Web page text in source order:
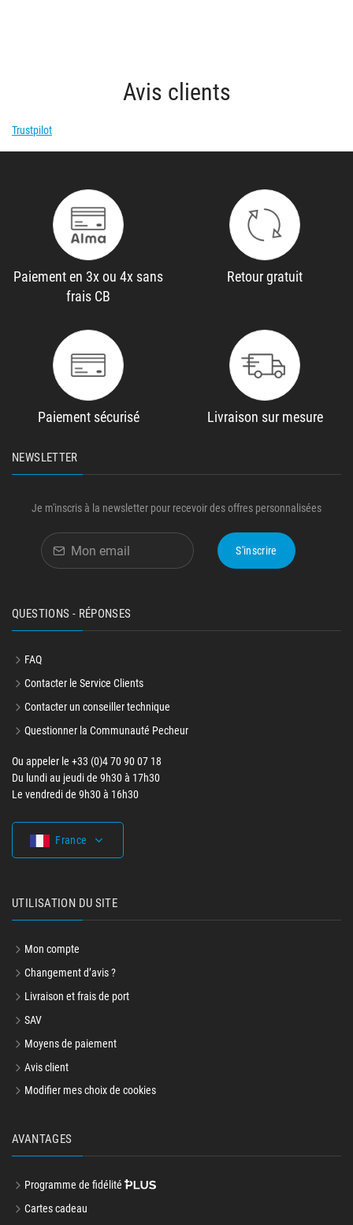
Avis clients
Trustpilot
Paiement en 3x ou 4x sans
frais CB
Retour gratuit
Paiement sécurisé Livraison sur mesure
NEWSLETTER
Je m'inscris à la newsletter pour recevoir des offres personnalisées
S'inscrire
QUESTIONS - RÉPONSES
FAQ
Contacter le Service Clients
Contacter un conseiller technique
Questionner la Communauté Pecheur
Ou appeler le +33 (0)4 70 90 07 18
Du lundi au jeudi de 9h30 à 17h30
Le vendredi de 9h30 à 16h30
France
UTILISATION DU SITE
Mon compte
Changement d’avis ?
Livraison et frais de port
SAV
Moyens de paiement
Avis client
Modifier mes choix de cookies
AVANTAGES
Programme de fidélité
Cartes cadeau